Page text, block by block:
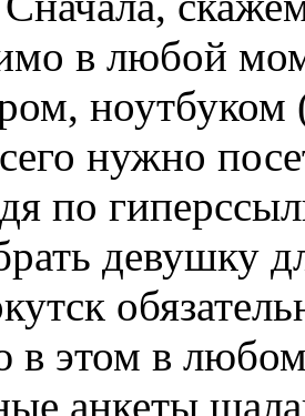
в любой
ноутбуком
нужно
по
девушку
этом в
анкеты